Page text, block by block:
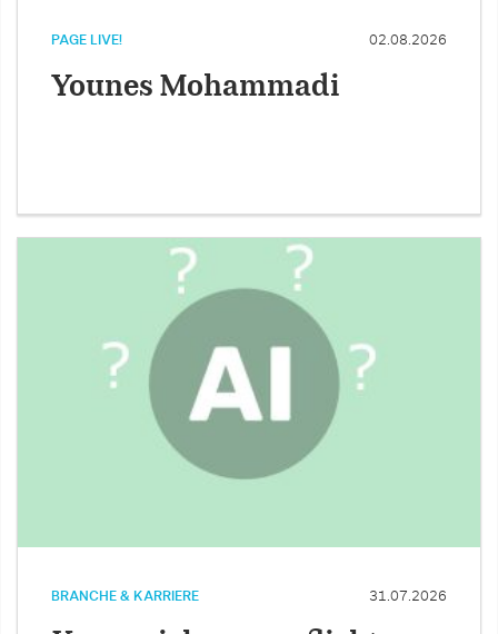
PAGE LIVE! 02.08.2026
Younes Mohammadi
BRANCHE & KARRIERE 31.07.2026